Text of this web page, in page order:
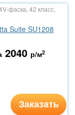
фаска, 42 класс,
Suite SU1208
2040 р/м2
Заказать